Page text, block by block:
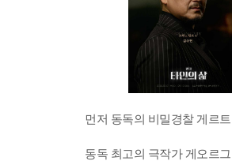
먼저 동독의 비밀경찰 게르
동독 최고의 극작가 게오르